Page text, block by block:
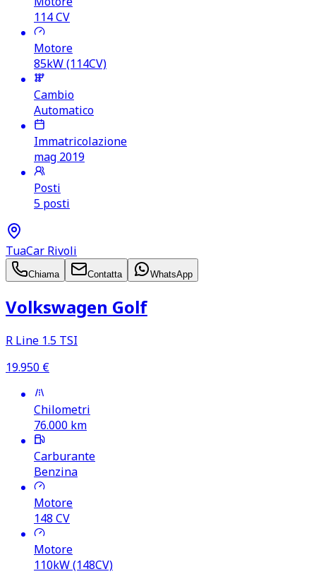
114CV
Motore
85kW (114CV)
Cambio
Automatico
Immatricolazione
mag 2019
Posti
5 posti
TuaCar Rivoli
Chiama Contatta WhatsApp
Volkswagen Golf
R Line 1.5 TSI
19.950 €
Chilometri
76.000 km
Carburante
Benzina
Motore
148 CV
Motore
110kW (148CV)